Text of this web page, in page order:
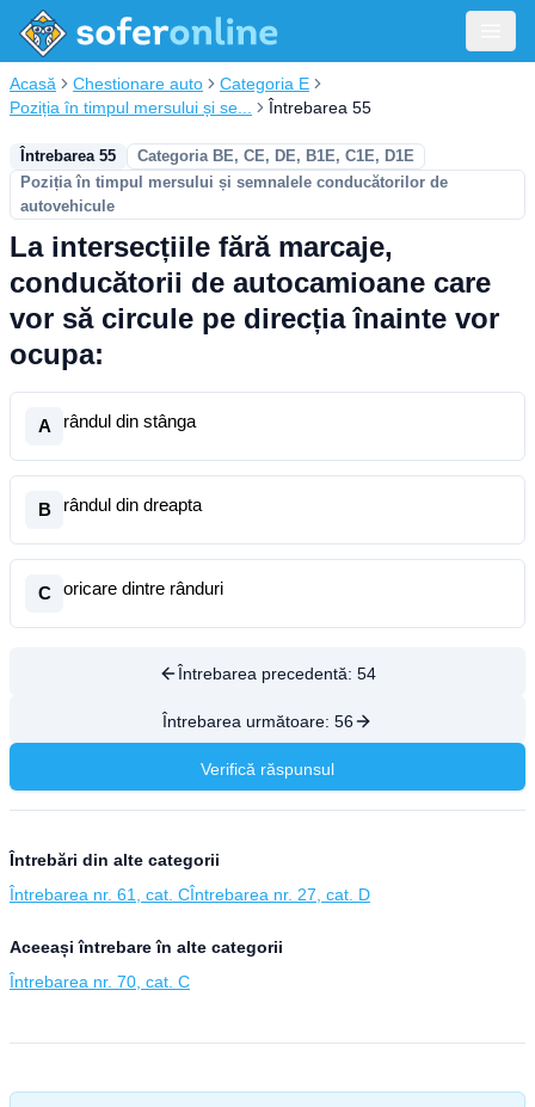
Acasă Chestionare auto
Categoria E
Poziția în timpul mersului și se...
Întrebarea 55
Întrebarea 55
Categoria BE, CE, DE, B1E, C1E, D1E
Poziția în timpul mersului și semnalele conducătorilor de
autovehicule
La intersecțiile fără marcaje,
conducătorii de autocamioane care
vor să circule pe direcția înainte vor
ocupa:
A rândul din stânga
B rândul din dreapta
C oricare dintre rânduri
Întrebarea precedentă: 54
Întrebarea următoare: 56
Verifică răspunsul
Întrebări din alte categorii
Întrebarea nr. 61, cat. CÎntrebarea nr. 27, cat. D
Aceeași întrebare în alte categorii
Întrebarea nr. 70, cat. C